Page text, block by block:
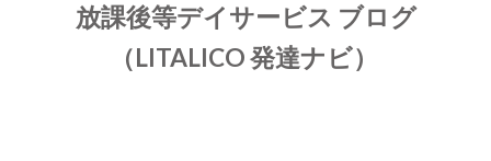
放課後等デイサービス ブログ
（LITALICO 発達ナビ）